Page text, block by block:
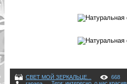
СВЕТ МОЙ ЗЕРКАЛЬЦЕ...
668